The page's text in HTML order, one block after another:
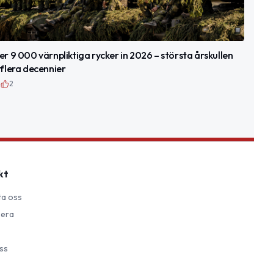
9 000 värnpliktiga rycker in 2026 – största årskullen
decennier
2
oss